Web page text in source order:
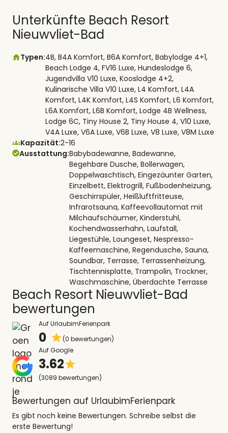
Unterkünfte Beach Resort
Nieuwvliet-Bad
Typen:4B, B4A Komfort, B6A Komfort, Babylodge 4+1,
Beach Lodge 4, FV16 Luxe, Hundeslodge 6,
Jugendvilla V10 Luxe, Kooslodge 4+2,
Kulinarische Villa V10 Luxe, L4 Komfort, L4A
Komfort, L4K Komfort, L4S Komfort, L6 Komfort,
L6A Komfort, L6B Komfort, Lodge 4B Wellness,
Lodge 6C, Tiny House 2, Tiny House 4, V10 Luxe,
V4A Luxe, V6A Luxe, V6B Luxe, V8 Luxe, V8M Luxe
Kapazität:2-16
Ausstattung:Babybadewanne, Badewanne,
Begehbare Dusche, Bollerwagen,
Doppelwaschtisch, Eingezäunter Garten,
Einzelbett, Elektrogrill, Fußbodenheizung,
Geschirrspüler, Heißluftfritteuse,
Infrarotsauna, Kaffeevollautomat mit
Milchaufschäumer, Kinderstuhl,
Kochendwasserhahn, Laufstall,
Liegestühle, Loungeset, Nespresso-
Kaffeemaschine, Regendusche, Sauna,
Soundbar, Terrasse, Terrassenheizung,
Tischtennisplatte, Trampolin, Trockner,
Waschmaschine, Überdachte Terrasse
Beach Resort Nieuwvliet-Bad
bewertungen
Auf UrlaubimFerienpark
0
(0 bewertungen)
Auf Google
3.62
(3089 bewertungen)
Bewertungen auf UrlaubimFerienpark
Es gibt noch keine Bewertungen. Schreibe selbst die
erste Bewertung!